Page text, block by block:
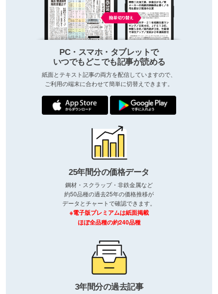
PC・スマホ・タブレットで
いつでもどこでも記事が読める
紙面とテキスト記事の両方を配信していますので、
ご利用の端末に合わせて簡単に切替えできます。
25年間分の価格データ
鋼材・スクラップ・非鉄金属など
約50品種の過去25年の価格推移が
データとチャートで確認できます。
※電子版プレミアムは紙面掲載
ほぼ全品種の約240品種
3年間分の過去記事